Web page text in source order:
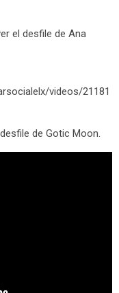
el desfile de Ana
videos/21181
de Gotic Moon.